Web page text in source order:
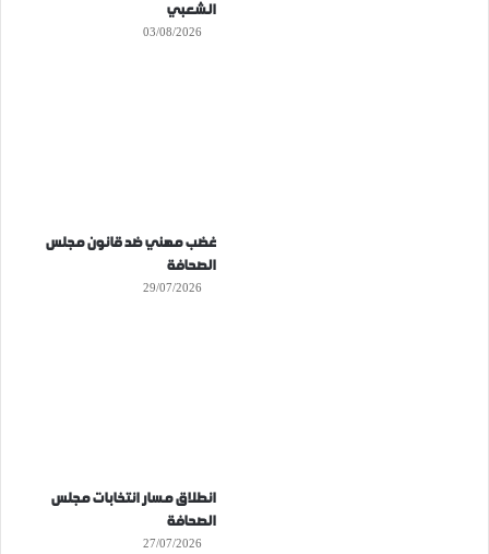
الشعبي
03/08/2026
غضب مهني ضد قانون مجلس
الصحافة
29/07/2026
انطلاق مسار انتخابات مجلس
الصحافة
27/07/2026